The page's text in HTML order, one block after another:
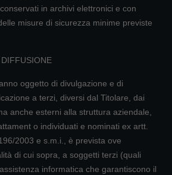
in archivi elettronici e con
misure di sicurezza minime previste
oggetto di divulgazione e di
a terzi, diversi dal Titolare, dai
anche esterni alla struttura aziendale,
o individuati e nominati ex artt.
2003 e s.m.i., è prevista ove
di cui sopra, a soggetti terzi (quali
informatica che garantiscono il